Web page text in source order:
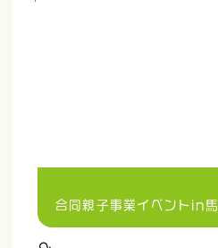
合同親子事業イベントin